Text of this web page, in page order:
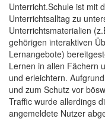
Unterricht.Schule ist mit
Unterrichtsalltag zu
Unterrichtsmaterialien
gehörigen interaktiven
Lernangebote)
Lernen in allen Fächern
und erleichtern.
und zum Schutz vor
Traffic wurde allerdings
angemeldete Nutzer